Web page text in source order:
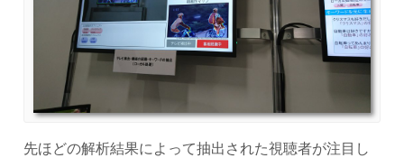
先ほどの解析結果によって抽出された視聴者が注目し